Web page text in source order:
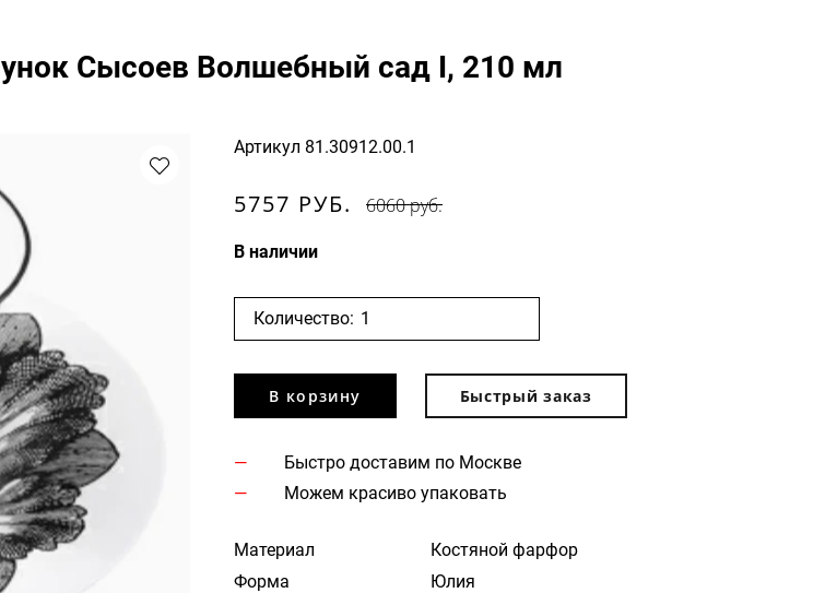
Сысоев Волшебный сад I, 210 мл
Артикул 81.30912.00.1
5757 РУБ. 6060 руб.
В наличии
Количество:
В корзину Быстрый заказ
Быстро доставим по Москве
Можем красиво упаковать
Материал
Костяной фарфор
Форма
Юлия